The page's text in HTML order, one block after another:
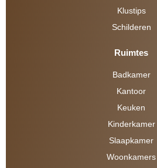
Klustips
Schilderen
Ruimtes
Badkamer
Kantoor
Keuken
Kinderkamer
Slaapkamer
Woonkamers